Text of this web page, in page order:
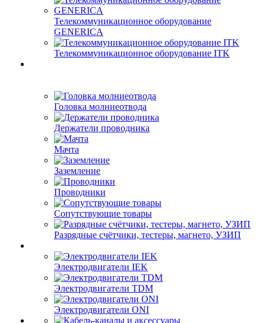
Телекоммуникационное оборудование
GENERICA
Телекоммуникационное оборудование ITK
Головка молниеотвода
Держатели проводника
Мачта
Заземление
Проводники
Сопутствующие товары
Разрядные счётчики, тестеры, магнето, УЗИП
Электродвигатели IEK
Электродвигатели TDM
Электродвигатели ONI